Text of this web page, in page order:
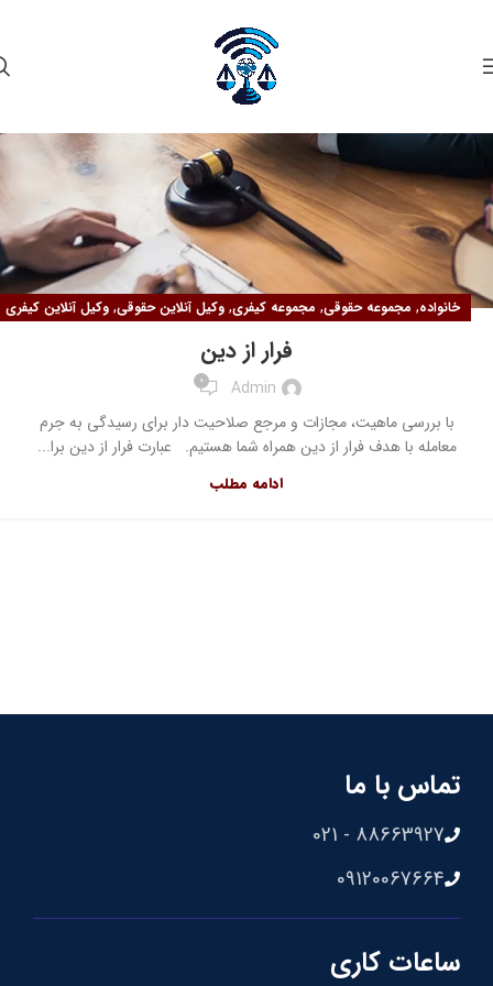
خانواده, مجموعه حقوقی, مجموعه کیفری, وکیل آنلاین حقوقی, وکیل آنلاین کیفری
فرار از دین
Admin
0
با بررسی ماهیت، مجازات و مرجع صلاحیت دار برای رسیدگی به جرم
معامله با هدف فرار از دین همراه شما هستیم. عبارت فرار از دین برا...
ادامه مطلب
تماس با ما
88663927 - 021
09120067664
ساعات کاری